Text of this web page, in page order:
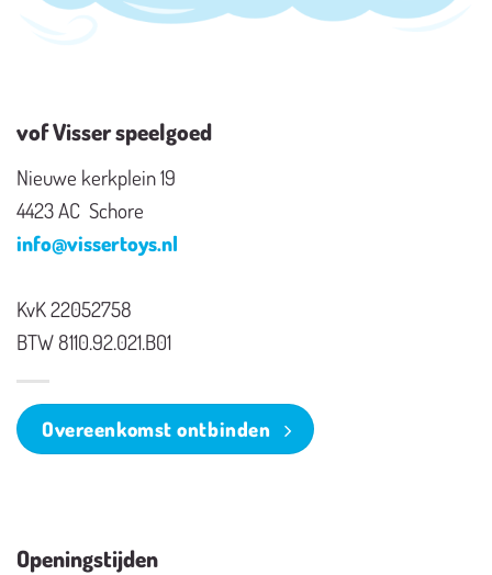
vof Visser speelgoed
Nieuwe kerkplein 19
4423 AC Schore
info@vissertoys.nl
KvK 22052758
BTW 8110.92.021.B01
Overeenkomst ontbinden
Openingstijden